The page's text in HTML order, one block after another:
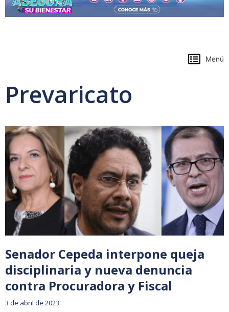
Menú
Prevaricato
Senador Cepeda interpone queja
disciplinaria y nueva denuncia
contra Procuradora y Fiscal
3 de abril de 2023